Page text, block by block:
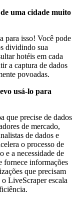
uma cidade muito
para isso! Você pode
dividindo sua
hotéis em cada
a captura de dados
povoadas.
usá-lo para
que precise de dados
de mercado,
de dados e
o processo de
e a necessidade de
fornece informações
que precisam
LiveScraper escala